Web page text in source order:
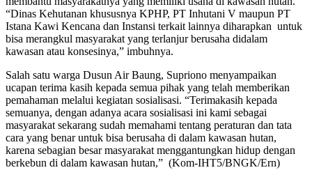
“Dinas Kehutanan khususnya KPHP, PT Inhutani V maupun PT
Istana Kawi Kencana dan Instansi terkait lainnya diharapkan untuk
bisa merangkul masyarakat yang terlanjur berusaha didalam
kawasan atau konsesinya,” imbuhnya.
Salah satu warga Dusun Air Baung, Supriono menyampaikan
ucapan terima kasih kepada semua pihak yang telah memberikan
pemahaman melalui kegiatan sosialisasi. “Terimakasih kepada
semuanya, dengan adanya acara sosialisasi ini kami sebagai
masyarakat sekarang sudah memahami tentang peraturan dan tata
cara yang benar untuk bisa berusaha di dalam kawasan hutan,
karena sebagian besar masyarakat menggantungkan hidup dengan
berkebun di dalam kawasan hutan,” (Kom-IHT5/BNGK/Ern)